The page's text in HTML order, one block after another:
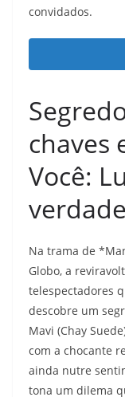
convidados.
chaves
Você:
Na trama de
Globo, a
telespectadores
descobre um
Mavi (Chay
com a chocante
ainda nutre
tona um dilema